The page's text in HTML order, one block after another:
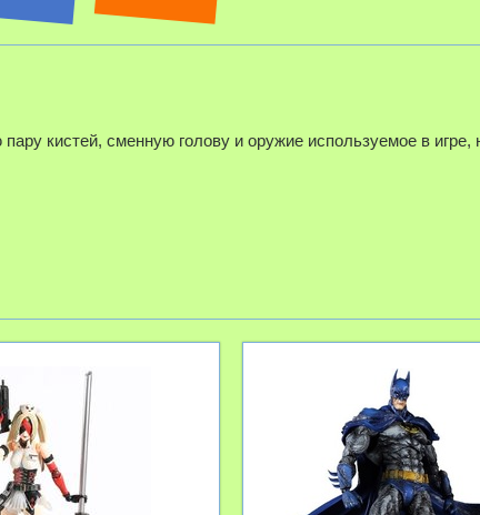
кистей, сменную голову и оружие используемое в